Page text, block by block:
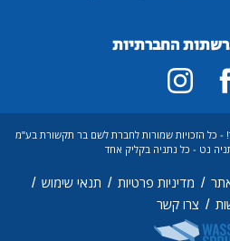
החברתיות
- כל הזכויות שמורות לחברת לשם בר תקשורת בע"מ
נט - כל נתניה בקליק אחד
/ מדיניות פרטיות / תנאי שימוש /
/ צרו קשר